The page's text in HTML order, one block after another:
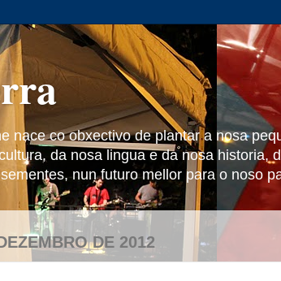
nace co obxectivo de plantar a nosa
da nosa lingua e da nosa historia,
nun futuro mellor para o noso
DE 2012